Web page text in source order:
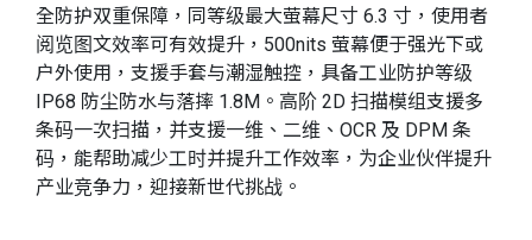
全防护双重保障，同等级最大萤幕尺寸 6.3 寸，使用者
阅览图文效率可有效提升，500nits 萤幕便于强光下或
户外使用，支援手套与潮湿触控，具备工业防护等级
IP68 防尘防水与落摔 1.8M。高阶 2D 扫描模组支援多
条码一次扫描，并支援一维、二维、OCR 及 DPM 条
码，能帮助减少工时并提升工作效率，为企业伙伴提升
产业竞争力，迎接新世代挑战。